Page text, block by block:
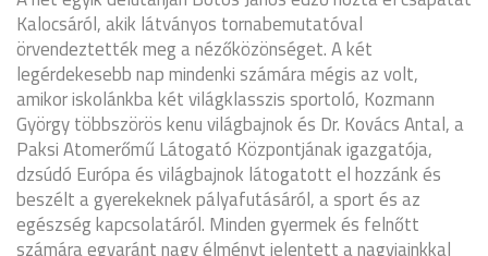
Kalocsáról, akik látványos tornabemutatóval
örvendeztették meg a nézőközönséget. A két
legérdekesebb nap mindenki számára mégis az volt,
amikor iskolánkba két világklasszis sportoló, Kozmann
György többszörös kenu világbajnok és Dr. Kovács Antal, a
Paksi Atomerőmű Látogató Központjának igazgatója,
dzsúdó Európa és világbajnok látogatott el hozzánk és
beszélt a gyerekeknek pályafutásáról, a sport és az
egészség kapcsolatáról. Minden gyermek és felnőtt
számára egyaránt nagy élményt jelentett a nagyjainkkal